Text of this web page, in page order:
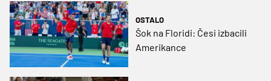
OSTALO
Šok na Floridi: Česi izbacili
Amerikance